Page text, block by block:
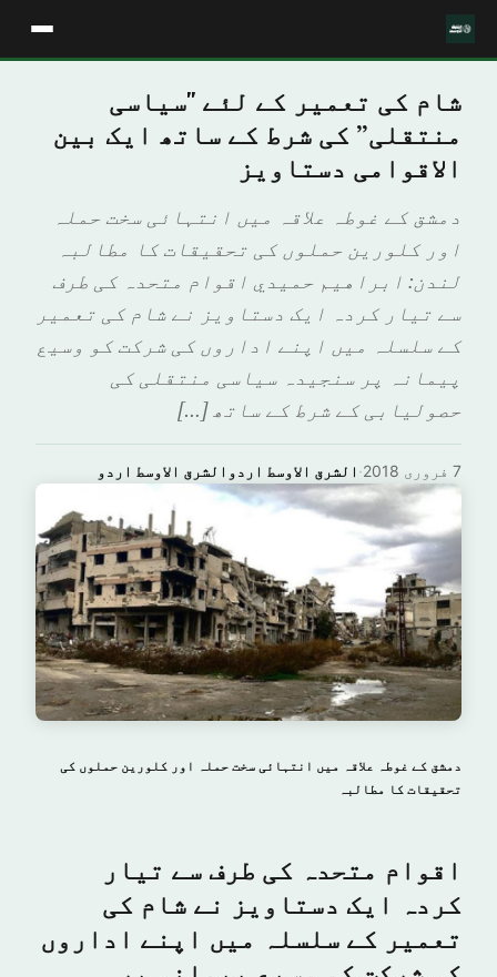
شام کی تعمیر کے لئے "سیاسی
منتقلی” کی شرط کے ساتھ ایک بین
الاقوامی دستاویز
دمشق کے غوطہ علاقہ میں انتہائی سخت حملہ
اور کلورین حملوں کی تحقیقات کا مطالبہ
لندن: ابراهيم حميدي اقوام متحدہ کی طرف
سے تیار کردہ ایک دستاویز نے شام کی تعمیر
کے سلسلہ میں اپنے اداروں کی شرکت کو وسیع
پیمانہ پر سنجیدہ سیاسی منتقلی کی
حصولیابی کے شرط کے ساتھ […]
الشرق الاوسط اردوالشرق الاوسط اردو · 7 فروری 2018
دمشق کے غوطہ علاقہ میں انتہائی سخت حملہ اور کلورین حملوں کی
تحقیقات کا مطالبہ
اقوام متحدہ کی طرف سے تیار
کردہ ایک دستاویز نے شام کی
تعمیر کے سلسلہ میں اپنے اداروں